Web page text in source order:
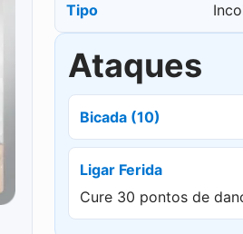
Tipo
Ataques
Bicada (10)
Ligar Ferida
Cure 30 pontos de